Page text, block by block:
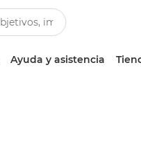
Ayuda y asistencia